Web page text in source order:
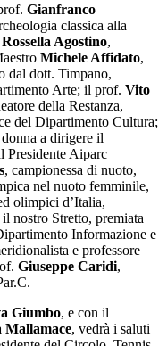
Gianfranco
classica alla
Rossella Agostino,
Michele Affidato,
dal dott. Timpano,
Arte; il prof. Vito
della Restanza,
del Dipartimento Cultura;
a dirigere il
Presidente Aiparc
, campionessa di nuoto,
nel nuoto femminile,
olimpici d’Italia,
nostro Stretto, premiata
Informazione e
e professore
Giuseppe Caridi,
Giumbo, e con il
, vedrà i saluti